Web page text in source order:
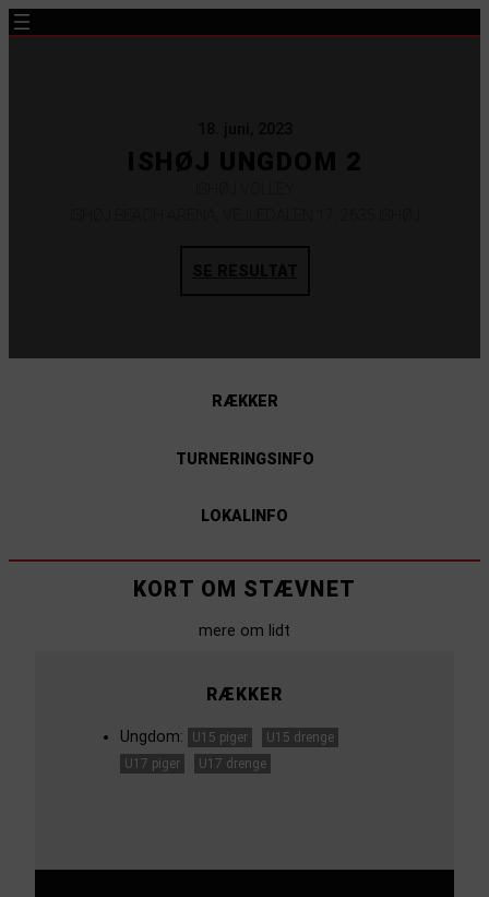
RÆKKER
TURNERINGSINFO
LOKALINFO
KORT OM STÆVNET
mere om lidt
RÆKKER
Ungdom: U15 piger
U15 drenge
U17 piger
U17 drenge